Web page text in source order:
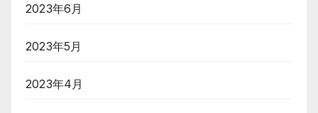
2023年6月
2023年5月
2023年4月